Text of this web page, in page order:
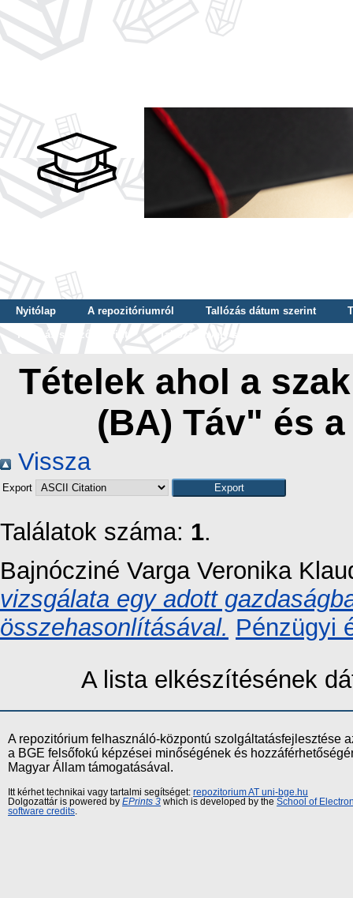
Nyitólap A repozitóriumról Tallózás dátum szerint
Tallózás szerző szerint
Tallózás nyelv szerint
Tételek ahol a
(BA) Táv" és
Vissza
Export
Találatok száma: 1.
Bajnócziné Varga Veronika
vizsgálata egy adott
összehasonlításával. Pénzügyi
A lista elkészítésének
A repozitórium felhasználó-központú szolgáltatásfejlesztése
a BGE felsőfokú képzései minőségének és
Magyar Állam támogatásával.
Itt kérhet technikai vagy tartalmi segítséget: repozitorium AT uni-bge.hu
Dolgozattár is powered by EPrints 3 which is developed by the School of
software credits